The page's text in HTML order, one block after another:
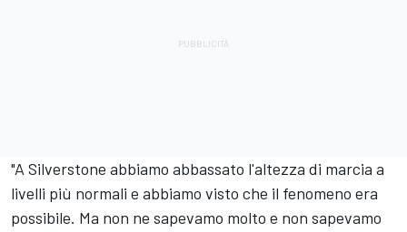
"A Silverstone abbiamo abbassato l'altezza di marcia a
livelli più normali e abbiamo visto che il fenomeno era
possibile. Ma non ne sapevamo molto e non sapevamo